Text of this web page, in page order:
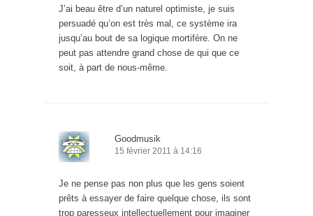
J’ai beau être d’un naturel optimiste, je suis
persuadé qu’on est très mal, ce système ira
jusqu’au bout de sa logique mortifère. On ne
peut pas attendre grand chose de qui que ce
soit, à part de nous-même.
Goodmusik
15 février 2011 à 14:16
Je ne pense pas non plus que les gens soient
prêts à essayer de faire quelque chose, ils sont
trop paresseux intellectuellement pour imaginer